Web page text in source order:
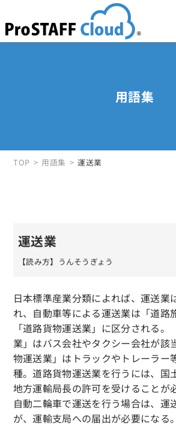
用語集
TOP 用語集 運送業
運送業
【読み方】うんそうぎょう
日本標準産業分類によれば、運送業
れ、自動車等による運送業は「道路
「道路貨物運送業」に区分される。
業」はバス会社やタクシー会社が該
物運送業」はトラックやトレーラー
種。道路貨物運送業を行うには、国
地方運輸局長の許可を受けることが
自動二輪車で運送を行う場合は、運
が、運輸支局への届出が必要になる。